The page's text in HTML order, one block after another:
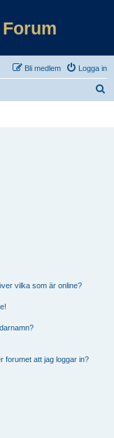
Logga in
Bli medlem
vilka som är online?
forumet att jag loggar in?